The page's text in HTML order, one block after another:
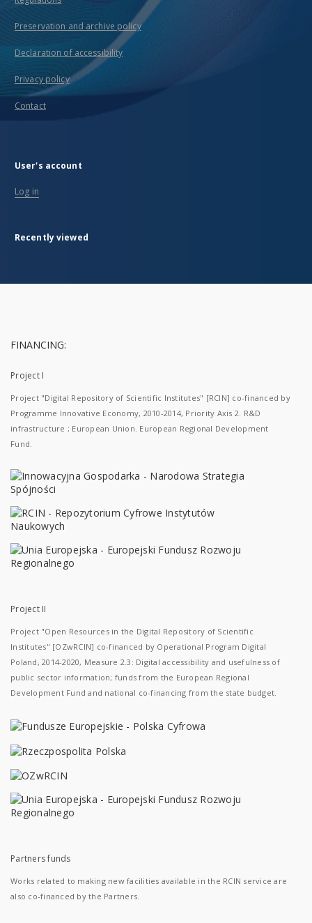
Preservation and archive policy
Declaration of accessibility
Privacy policy
Contact
User's account
Log in
Recently viewed
FINANCING:
Project I
Project "Digital Repository of Scientific Institutes" [RCIN] co-financed by
Programme Innovative Economy, 2010-2014, Priority Axis 2. R&D
infrastructure ; European Union. European Regional Development
Fund.
Project II
Project "Open Resources in the Digital Repository of Scientific
Institutes" [OZwRCIN] co-financed by Operational Program Digital
Poland, 2014-2020, Measure 2.3: Digital accessibility and usefulness of
public sector information; funds from the European Regional
Development Fund and national co-financing from the state budget.
Partners funds
Works related to making new facilities available in the RCIN service are
also co-financed by the Partners.